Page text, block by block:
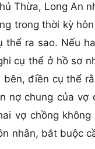
Thừa, Long An
trong thời kỳ
ra sao. Nếu
cụ thể ở hồ sơ
điền cụ thể
chung của
vợ chồng
nhân, bắt buộc